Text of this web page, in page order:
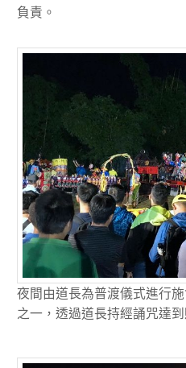
負責。
夜間由道長為普渡儀式進行
之一，透過道長持經誦咒達